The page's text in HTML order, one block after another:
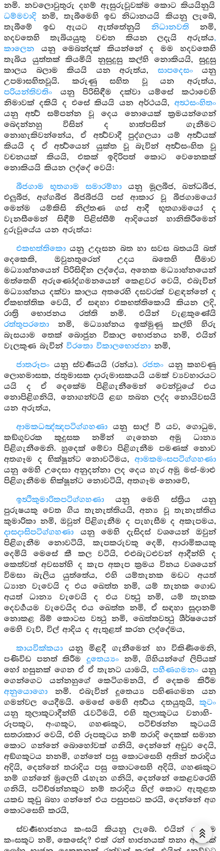
නමි. නවලොවුතුරු දහම් ඇසුරුවූවක්ම කොට කියයිනුයි
ධම්මවාදි නමි, තැබීමෙහි ඉඩ නිධානයයි කියනු ලැබේ,
තැබීමේ ඉඩ ඇයට ඇත්තේනුයිනිධානවති නමි,
හදවතෙහි තැබියයුතු වචන කියන ලදැයි අරුත්ය,
කාලෙන යනු මෙබන්දක් කියන්නේ ද මම හදවතෙහි
තැබිය යුත්තක් කියමියි නුසුදුසු කල්හි නොකියයි, සුදුසු
කාලය බලාම කියයි යන අරුත්ය, සාපදෙසංයනු
උපමාසහිතවූයි. කරුණු සහිත වූ යන අරුත්ය,
පරියන්තිවතිං යනු පිරිසිඳීම දක්වා යම්සේ කථාවෙහි
නිමාවක් දකියි ද එසේ කියයි යන අර්ථයයි, අත්‍ථසංහිතං
යනු අර්‍ත්‍ථ සම්පන්න වූ දෙය නොයෙක් ක්‍රමයන්ගෙන්
බෙදන්නහු විසින් ද හාත්පසින් ගැනීමට
නොහැකිවන්නේය, ඒ අර්‍ත්‍ථවාදී පුද්ගලයා යම් අර්‍ත්‍ථයක්
කියයි ද ඒ අර්‍ත්‍ථයෙන් යුක්ත වූ බැවින් අර්‍ත්‍ථසංහිත වූ
වචනයක් කියයි, එකක් ඉදිරිපත් කොට වෙනෙකක්
නොකියයි කියන ලද්දේ වෙයි:
බීජගාම භූතගාම සමාරම්හා යනු මූලබීජ, ඛන්ධබීජ,
එලුබීජ, අග්ගබීජ බීජබීජයි පස් ආකාර වූ බීජගාමයෝ
මෙන්ම යම්කිසි නිල්තණ ගස් ආදී භූතගාමයෝ ද
වැනසීමෙන් සිඳීම් පිළිස්සීම් ආදියෙන් හානිකිරීමෙන්
දුරුවූයේය යන අරුත්ය:
එකභත්තිකොයනු උදෑසන බත හා සවස බතයයි බත්
දෙකෙකි, ඔවුනතුරෙන් උදය බතෙහි සීමාව
මධ්‍යාහ්නයෙන් පිරිසිඳින ලද්දේය, අනෙක මධ්‍යාහ්නයෙන්
මත්තෙහි අරුණෝද්ගමනයෙන් කෙළවර වෙයි, එබැවින්
මධ්‍යාහ්නය දක්වා කාලය අතරෙහි දසවරක් වළඳන්නේ ද
ඒකභත්තික වෙයි, ඒ සඳහා එකභත්තිකොයි කියන ලදි,
රාත්‍රි භොජනය රත්ති නමි. එයින් වැළකුණේයි
රත්තුපරතො නමි, මධ්‍යාහ්නය ඉක්මුණු කල්හි හිරු
බැසයාම තෙක් බොජුන විකාල භොජනය නමි, එයින්
වැලකුණ බැවින් විරතො විකාලභොජනා නමි,
ජාතරූපංයනු ස්වර්‍ණයයි (රන්ය).රජතං යනු කහවණු
ලොහමාසක, ජතුමාසක දාරුමාසකයයි යමක් ව්‍යවහාරයට
යයි ද ඒ දෙකේම පිළිගැනීමෙන් වෙන්වූයේ එය
නොපිළිගනියි, නොගන්වයි ළඟ තබන ලද්ද නොයිවසයි
යන අරුත්ය,
ආමකධඤ්ඤපටිග්ගහණායනු සාල් වී යව, ගොධුම,
කඞ්ගුවරක කුදුසක නමින් ගැනෙන අමු ධාන්‍ය
පිළිගැනීමෙනි. හුදෙක් මේවා පිළිගැනීම පමණක් නොව
අතගෑම ද භික්ෂූන්ට නොවටීමය, ආමකමංසපටිග්ගහණා
යනු මෙහි උදෙසා අනුදන්නා ලද දෙය හැර අමු මස්-මාළු
පිළිගැනීමම භික්ෂූන්ට නොවටියි, අතගෑම නොවේ,
ඉත්‍ථිකුමාරිකපටිග්ගහණායනු මෙහි ස්ත්‍රිය යනු
පුරුෂයකු වෙත ගිය තැනැත්තියයි, අන්‍ය වූ තැනැත්තිය
කුමාරිකා නමි, ඔවුන් පිළිගැනීම ද පැහැසීම ද අකැපමය,
දාසදාසිපටිග්ගහණා යනු මෙහි දැසිදස් වශයෙන් ඔවුන්
පිළිගැනීම නොවටියි, කැපකරුවකු දෙමි, ආරාමිකයකු
දෙමියි මෙසේ කී කල වටියි, එළුබැටළුවන් ආදීන්හි ද
කෙත්වත් අවසන්හි ද කැප අකැප ක්‍රමය විනය වශයෙන්
විමසා බැලිය යුත්තේය, එහි යම්තැනක මඩට අයත්
ධ්‍යාන වැවෙයි ද එය ඛෙත්ත නමි, යම් තැනක ගොඩ
අයත් ධාන්‍ය වැවෙයි ද එය වත්‍ථු නමි, යම් තැනක
දෙවර්‍ගයම වැවෙයිද එය ඛෙත්ත නමි, ඒ සඳහා සූදානම්
නොකළ බිම් කොටස වත්‍ථු නමි, ඛෙත්තවත්‍ථු ශීර්ෂයෙන්
මෙහි වැව්, විල් ආදිය ද ඇතුළත් කරන ලද්දේමය,
කායවික්කයායනු මිළදී ගැනීමෙන් හා විකිණීමෙනි,
පණිවිඩ පනත් කිරීම දූතෙය්‍යං නමි, ගිහියන්ගේ ලිපියක්
හෝ හසුනක් ගෙන ඒ ඒ තැනට යාමයි, පහීණගමනංයනු
ගෙන්ගෙට යන්නහුගේ කෙටිගමනයි, ඒ දෙකම කිරීම
අනුයොගො නමි. එබැවින් දූතෙය්‍ය පහිණගමන යන
ගමන්වල යෙදීමයි. මෙසේ මෙහි අර්‍ත්‍ථය දතයුතුයි, කූටං
යනු තුලාකූටාදීන්හි රැවටීමයි, එහි තුලාකූටය වනාහි-
රූපකූට, අංගකූට, ගහණකූට, පටිච්ඡන්න කූටයයි
සතරාකාර වෙයි, එහි රූපකූටය නම් තරාදි දෙකක් සමාන
කොට ගන්නේ බොහෝවක් ගනියි, දෙන්නේ අඩුව දෙයි,
අඞ්ගකූටය නනමි, ගන්නේ පසු කොටසෙහි අතින් තරාදිය
අදියි, දෙන්නේ තරාදිය පසු කොටසෙහි අදියි, ගහණකූට
නම් ගන්නේ මුලෙහි රැහැන ගනියි, දෙන්නේ කෙළවරෙහි
ගනියි, පටිච්ඡන්නකූට නම් තරාදිය හිල් කොට ඇතුළත
යකඩ කුඩු බහා ගන්නේ එය පසුපසට කරයි, දෙන්නේ අග
කොටසෙහි කරයි,
ස්වර්‍ණභාජනය කංසයි කියනු ලැබේ. එයින් රැවටීම
කංසකූට නමි, කෙසේද? එක් රන් භාජනයක් තනා අනෙක්